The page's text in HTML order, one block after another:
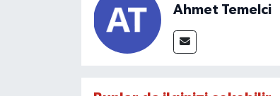
Ahmet Temelci